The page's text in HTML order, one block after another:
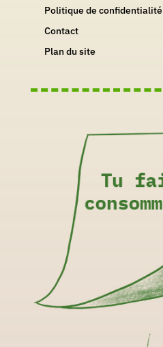
Politique de confidentialité
Contact
Plan du site